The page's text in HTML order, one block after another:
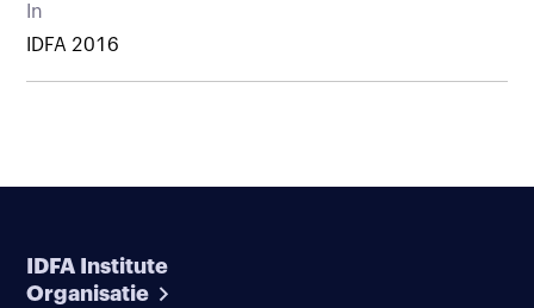
In
IDFA 2016
IDFA Institute
Organisatie